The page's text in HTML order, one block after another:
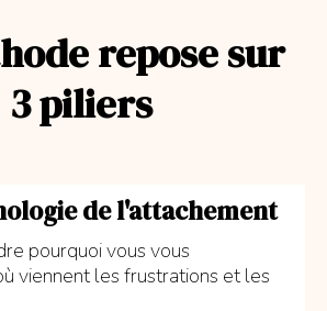
repose sur
3 piliers
de l'attachement
pourquoi vous vous
viennent les frustrations et les